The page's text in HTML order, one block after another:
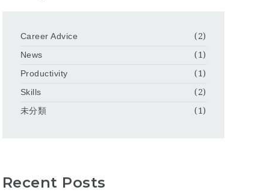
Career Advice
(2)
News
(1)
Productivity
(1)
Skills
(2)
未分類
(1)
Recent Posts